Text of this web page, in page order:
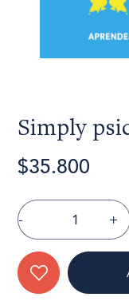
Simply
$35.800
- +